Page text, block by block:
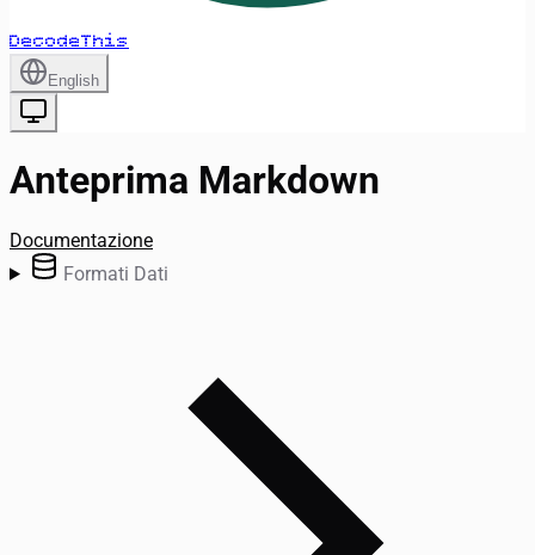
DecodeThis
English
Anteprima Markdown
Documentazione
Formati Dati